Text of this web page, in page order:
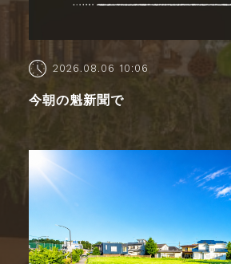
2026.08.06 10:06
今朝の魁新聞で